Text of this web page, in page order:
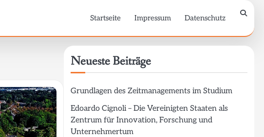
Startseite Impressum Datenschutz
Neueste Beiträge
Grundlagen des Zeitmanagements im Studium
Edoardo Cignoli – Die Vereinigten Staaten als
Zentrum für Innovation, Forschung und
Unternehmertum